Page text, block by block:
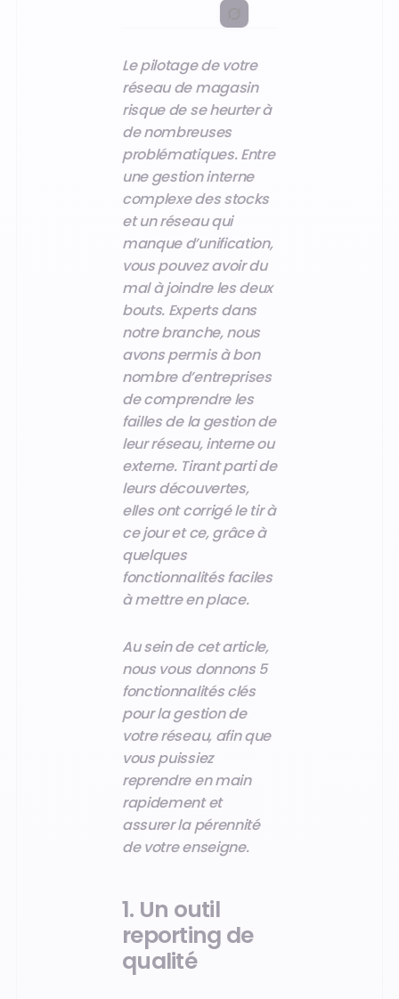
Le pilotage de votre
réseau de magasin
risque de se heurter à
de nombreuses
problématiques. Entre
une gestion interne
complexe des stocks
et un réseau qui
manque d’unification,
vous pouvez avoir du
mal à joindre les deux
bouts. Experts dans
notre branche, nous
avons permis à bon
nombre d’entreprises
de comprendre les
failles de la gestion de
leur réseau, interne ou
externe. Tirant parti de
leurs découvertes,
elles ont corrigé le tir à
ce jour et ce, grâce à
quelques
fonctionnalités faciles
à mettre en place.
Au sein de cet article,
nous vous donnons 5
fonctionnalités clés
pour la gestion de
votre réseau, afin que
vous puissiez
reprendre en main
rapidement et
assurer la pérennité
de votre enseigne.
1. Un outil
reporting de
qualité